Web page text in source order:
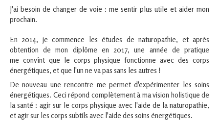
J'ai besoin de changer de voie : me sentir plus utile et aider mon
prochain.
En 2014, je commence les études de naturopathie, et après
obtention de mon diplôme en 2017, une année de pratique
me convînt que le corps physique fonctionne avec des corps
énergétiques, et que l'un ne va pas sans les autres !
De nouveau une rencontre me permet d'expérimenter les soins
énergétiques. Ceci répond complètement à ma vision holistique de
la santé : agir sur le corps physique avec l'aide de la naturopathie,
et agir sur les corps subtils avec l'aide des soins énergétiques.